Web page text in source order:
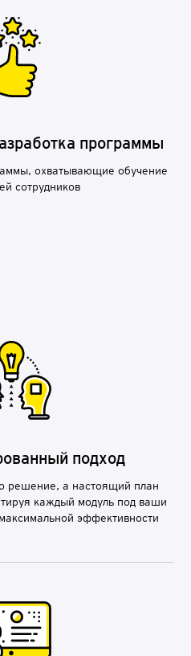
программы
охватывающие обучение
сотрудников
подход
решение, а настоящий план
каждый модуль под ваши
эффективности